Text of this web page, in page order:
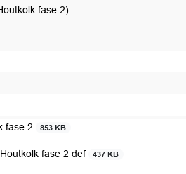
fase 2)
fase 2 853 KB
fase 2 def 437 KB